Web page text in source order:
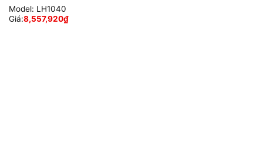
Model: LH1040
Giá:8,557,920₫